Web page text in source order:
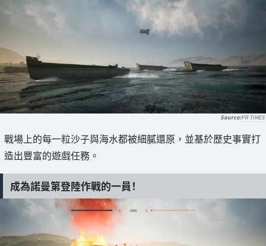
PR TIMES
戰場上的每一粒沙子與海水都被細膩還原，並基於歷史事實打
造出豐富的遊戲任務。
成為諾曼第登陸作戰的一員！